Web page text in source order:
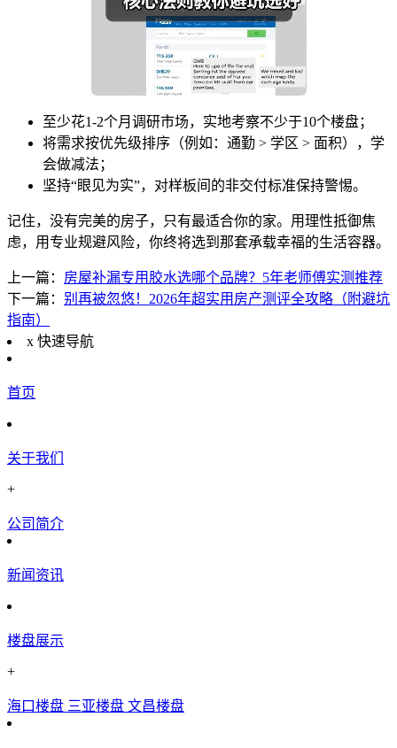
至少花1-2个月调研市场，实地考察不少于10个楼盘；
将需求按优先级排序（例如：通勤 > 学区 > 面积），学
会做减法；
坚持“眼见为实”，对样板间的非交付标准保持警惕。
记住，没有完美的房子，只有最适合你的家。用理性抵御焦
虑，用专业规避风险，你终将选到那套承载幸福的生活容器。
上一篇： 房屋补漏专用胶水选哪个品牌？5年老师傅实测推荐
下一篇： 别再被忽悠！2026年超实用房产测评全攻略（附避坑
指南）
x 快速导航
首页
关于我们
+
公司简介
新闻资讯
楼盘展示
+
海口楼盘 三亚楼盘 文昌楼盘